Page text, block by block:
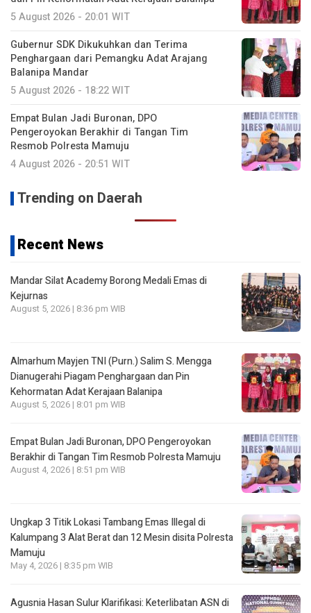
5 August 2026 - 20:01 WIT
Gubernur SDK Dikukuhkan dan Terima
Penghargaan dari Pemangku Adat Arajang
Balanipa Mandar
5 August 2026 - 18:22 WIT
Empat Bulan Jadi Buronan, DPO
Pengeroyokan Berakhir di Tangan Tim
Resmob Polresta Mamuju
4 August 2026 - 20:51 WIT
Trending on Daerah
Recent News
Mandar Silat Academy Borong Medali Emas di
Kejurnas
August 5, 2026 | 8:36 pm WIB
Almarhum Mayjen TNI (Purn.) Salim S. Mengga
Dianugerahi Piagam Penghargaan dan Pin
Kehormatan Adat Kerajaan Balanipa
August 5, 2026 | 8:01 pm WIB
Empat Bulan Jadi Buronan, DPO Pengeroyokan
Berakhir di Tangan Tim Resmob Polresta Mamuju
August 4, 2026 | 8:51 pm WIB
Ungkap 3 Titik Lokasi Tambang Emas Illegal di
Kalumpang 3 Alat Berat dan 12 Mesin disita Polresta
Mamuju
May 4, 2026 | 8:35 pm WIB
Agusnia Hasan Sulur Klarifikasi: Keterlibatan ASN di